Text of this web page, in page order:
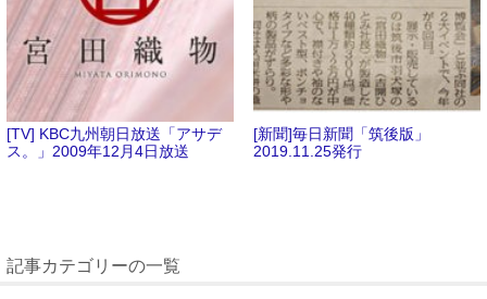
[TV] KBC九州朝日放送「アサデ
ス。」2009年12月4日放送
[新聞]毎日新聞「筑後版」
2019.11.25発行
記事カテゴリーの一覧